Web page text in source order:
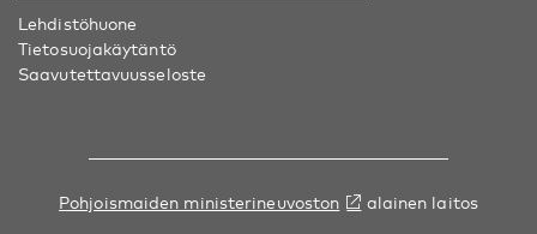
Lehdistöhuone
Tietosuojakäytäntö
Saavutettavuusseloste
Pohjoismaiden ministerineuvoston alainen laitos